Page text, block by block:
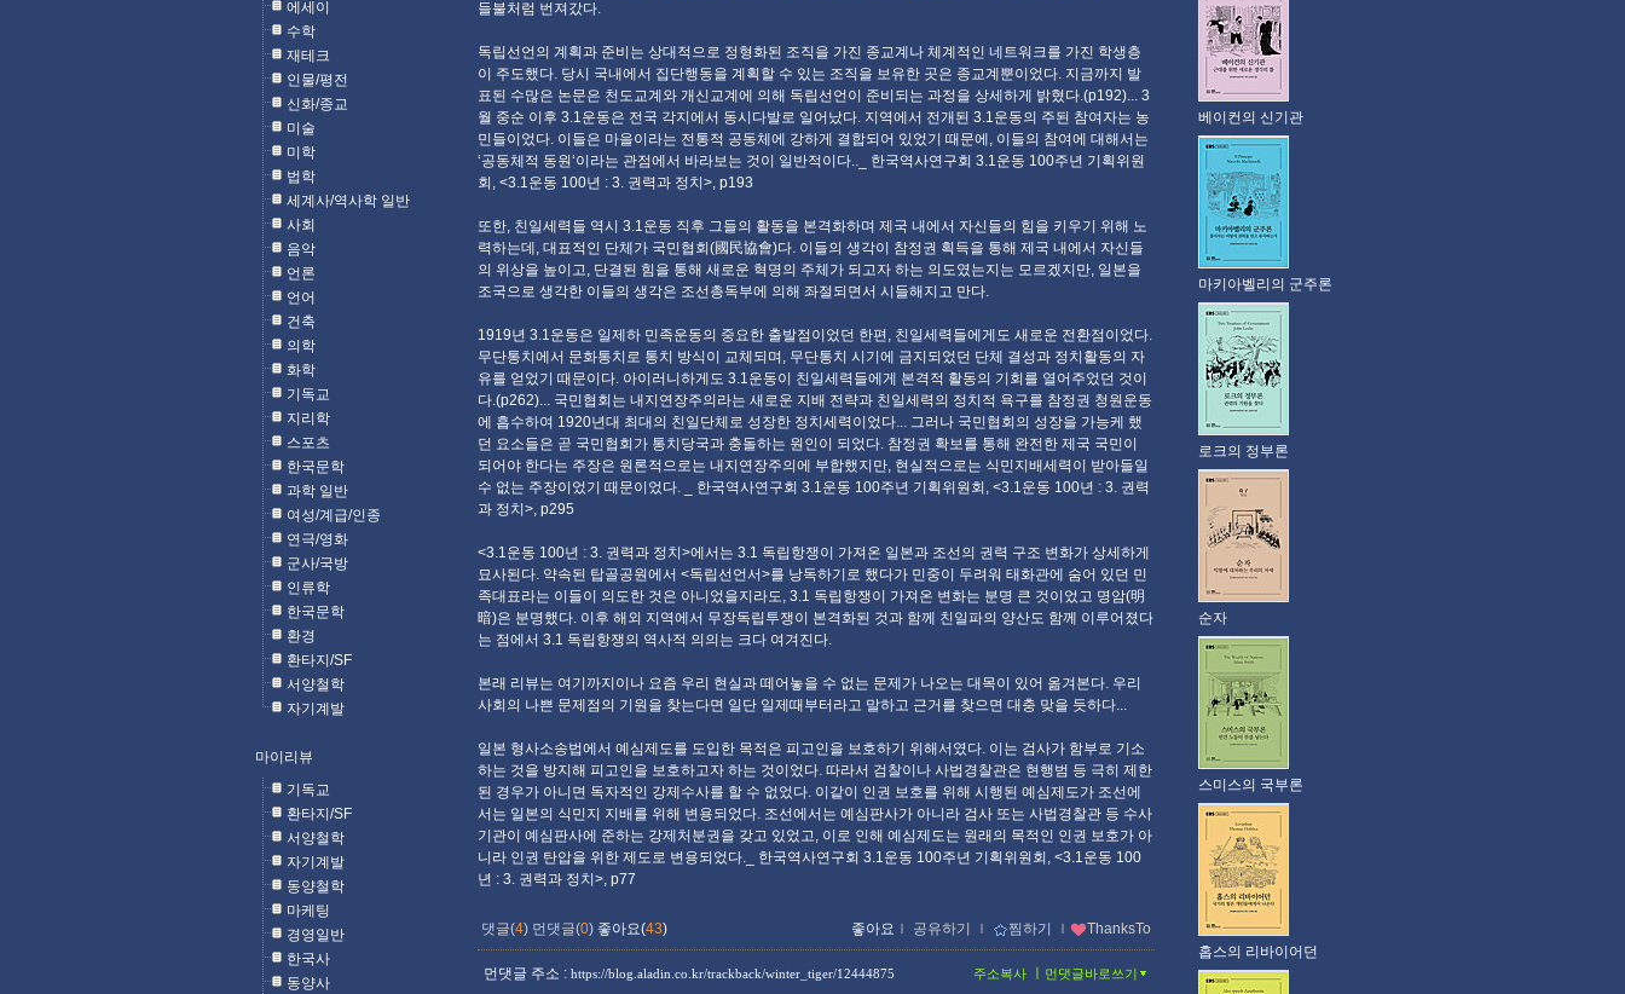
에세이
수학
재테크
인물/평전
신화/종교
미술
미학
법학
세계사/역사학 일반
사회
음악
언론
언어
건축
의학
화학
기독교
지리학
스포츠
한국문학
과학 일반
여성/계급/인종
연극/영화
군사/국방
인류학
한국문학
환경
환타지/SF
서양철학
자기계발
마이리뷰
기독교
환타지/SF
서양철학
자기계발
동양철학
마케팅
경영일반
한국사
동양사
들불처럼 번져갔다.
독립선언의 계획과 준비는 상대적으로 정형화된 조직을 가진 종교계나 체계적인 네트워크를 가진 학생층
이 주도했다. 당시 국내에서 집단행동을 계획할 수 있는 조직을 보유한 곳은 종교계뿐이었다. 지금까지 발
표된 수많은 논문은 천도교계와 개신교계에 의해 독립선언이 준비되는 과정을 상세하게 밝혔다.(p192)... 3
월 중순 이후 3.1운동은 전국 각지에서 동시다발로 일어났다. 지역에서 전개된 3.1운동의 주된 참여자는 농
민들이었다. 이들은 마을이라는 전통적 공동체에 강하게 결합되어 있었기 때문에, 이들의 참여에 대해서는
‘공동체적 동원‘이라는 관점에서 바라보는 것이 일반적이다.._ 한국역사연구회 3.1운동 100주년 기획위원
회, <3.1운동 100년 : 3. 권력과 정치>, p193
또한, 친일세력들 역시 3.1운동 직후 그들의 활동을 본격화하며 제국 내에서 자신들의 힘을 키우기 위해 노
력하는데, 대표적인 단체가 국민협회(國民協會)다. 이들의 생각이 참정권 획득을 통해 제국 내에서 자신들
의 위상을 높이고, 단결된 힘을 통해 새로운 혁명의 주체가 되고자 하는 의도였는지는 모르겠지만, 일본을
조국으로 생각한 이들의 생각은 조선총독부에 의해 좌절되면서 시들해지고 만다.
1919년 3.1운동은 일제하 민족운동의 중요한 출발점이었던 한편, 친일세력들에게도 새로운 전환점이었다.
무단통치에서 문화통치로 통치 방식이 교체되며, 무단통치 시기에 금지되었던 단체 결성과 정치활동의 자
유를 얻었기 때문이다. 아이러니하게도 3.1운동이 친일세력들에게 본격적 활동의 기회를 열어주었던 것이
다.(p262)... 국민협회는 내지연장주의라는 새로운 지배 전략과 친일세력의 정치적 욕구를 참정권 청원운동
에 흡수하여 1920년대 최대의 친일단체로 성장한 정치세력이었다... 그러나 국민협회의 성장을 가능케 했
던 요소들은 곧 국민협회가 통치당국과 충돌하는 원인이 되었다. 참정권 확보를 통해 완전한 제국 국민이
되어야 한다는 주장은 원론적으로는 내지연장주의에 부합했지만, 현실적으로는 식민지배세력이 받아들일
수 없는 주장이었기 때문이었다. _ 한국역사연구회 3.1운동 100주년 기획위원회, <3.1운동 100년 : 3. 권력
과 정치>, p295
<3.1운동 100년 : 3. 권력과 정치>에서는 3.1 독립항쟁이 가져온 일본과 조선의 권력 구조 변화가 상세하게
묘사된다. 약속된 탑골공원에서 <독립선언서>를 낭독하기로 했다가 민중이 두려워 태화관에 숨어 있던 민
족대표라는 이들이 의도한 것은 아니었을지라도, 3.1 독립항쟁이 가져온 변화는 분명 큰 것이었고 명암(明
暗)은 분명했다. 이후 해외 지역에서 무장독립투쟁이 본격화된 것과 함께 친일파의 양산도 함께 이루어졌다
는 점에서 3.1 독립항쟁의 역사적 의의는 크다 여겨진다.
본래 리뷰는 여기까지이나 요즘 우리 현실과 떼어놓을 수 없는 문제가 나오는 대목이 있어 옮겨본다. 우리
사회의 나쁜 문제점의 기원을 찾는다면 일단 일제때부터라고 말하고 근거를 찾으면 대충 맞을 듯하다...
일본 형사소송법에서 예심제도를 도입한 목적은 피고인을 보호하기 위해서였다. 이는 검사가 함부로 기소
하는 것을 방지해 피고인을 보호하고자 하는 것이었다. 따라서 검찰이나 사법경찰관은 현행범 등 극히 제한
된 경우가 아니면 독자적인 강제수사를 할 수 없었다. 이같이 인권 보호를 위해 시행된 예심제도가 조선에
서는 일본의 식민지 지배를 위해 변용되었다. 조선에서는 예심판사가 아니라 검사 또는 사법경찰관 등 수사
기관이 예심판사에 준하는 강제처분권을 갖고 있었고, 이로 인해 예심제도는 원래의 목적인 인권 보호가 아
니라 인권 탄압을 위한 제도로 변용되었다._ 한국역사연구회 3.1운동 100주년 기획위원회, <3.1운동 100
년 : 3. 권력과 정치>, p77
댓글(4) 먼댓글(0) 좋아요(43) 좋아요 ｌ 공유하기 ｌ 찜하기 ｌ ThanksTo
먼댓글 주소 : https://blog.aladin.co.kr/trackback/winter_tiger/12444875 먼댓글바로쓰기
주소복사
베이컨의 신기관
마키아벨리의 군주론
로크의 정부론
순자
스미스의 국부론
홉스의 리바이어던